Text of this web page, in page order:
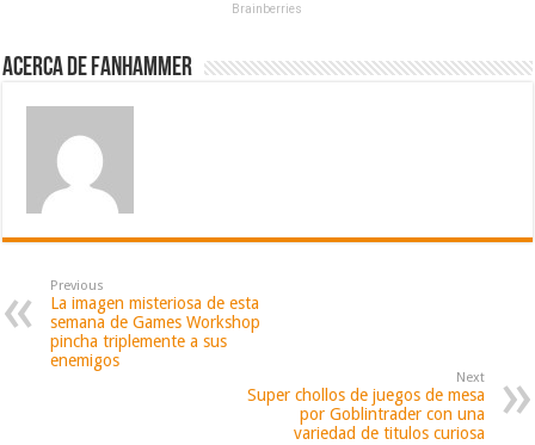
Brainberries
Acerca de fanhammer
Previous
La imagen misteriosa de esta
semana de Games Workshop
pincha triplemente a sus
enemigos
Next
Super chollos de juegos de mesa
por Goblintrader con una
variedad de titulos curiosa